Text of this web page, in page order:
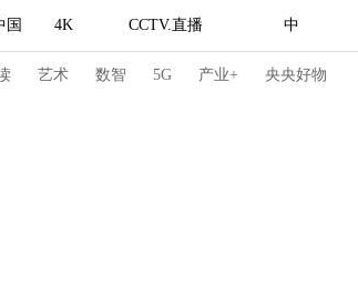
国 4K CCTV.直播 中
艺术 数智 5G 产业+ 央央好物